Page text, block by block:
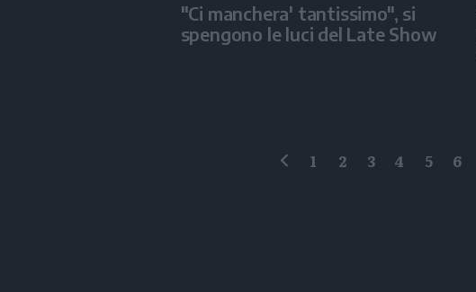
"Ci manchera' tantissimo", si
spengono le luci del Late Show
1 2 3 4 5 6